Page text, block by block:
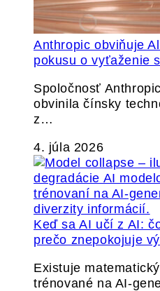
Anthropic obviňuje
pokusu o vyťaženie
Spoločnosť
obvinila čínsky
z…
4. júla 2026
Keď sa AI učí z AI:
prečo znepokojuje
Existuje
trénované na AI-